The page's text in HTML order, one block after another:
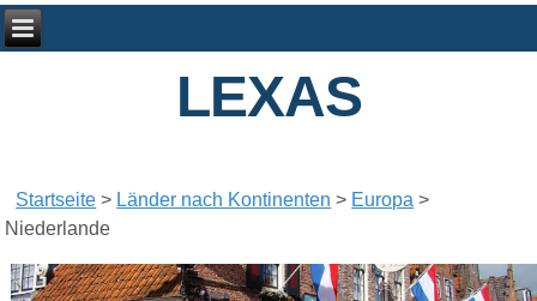
LEXAS
Startseite > Länder nach Kontinenten > Europa >
Niederlande